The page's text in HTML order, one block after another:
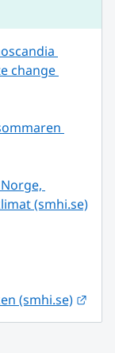
change
(smhi.se)
(smhi.se)